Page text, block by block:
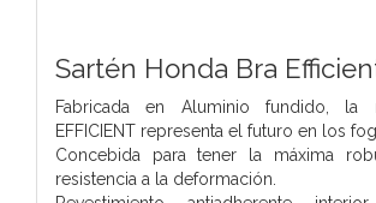
Sartén Honda Bra
Fabricada en Aluminio fundido, la
EFFICIENT representa el futuro en los
Concebida para tener la máxima
resistencia a la deformación.